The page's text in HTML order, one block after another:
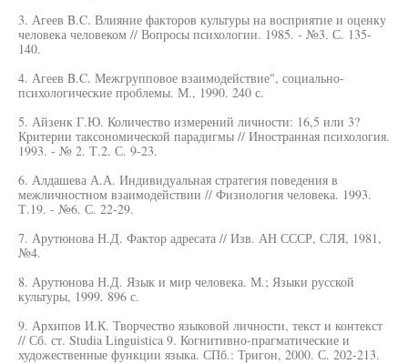
3. Агеев B.C. Влияние факторов культуры на восприятие и оценку
человека человеком // Вопросы психологии. 1985. - №3. С. 135-
140.
4. Агеев B.C. Межгрупповое взаимодействие", социально-
психологические проблемы. М., 1990. 240 с.
5. Айзенк Г.Ю. Количество измерений личности: 16,5 или 3?
Критерии таксономической парадигмы // Иностранная психология.
1993. - № 2. Т.2. С. 9-23.
6. Алдашева А.А. Индивидуальная стратегия поведения в
межличностном взаимодействии // Физиология человека. 1993.
Т.19. - №6. С. 22-29.
7. Арутюнова Н.Д. Фактор адресата // Изв. АН СССР, СЛЯ, 1981,
№4.
8. Арутюнова Н.Д. Язык и мир человека. М.; Языки русской
культуры, 1999. 896 с.
9. Архипов И.К. Творчество языковой личности, текст и контекст
// Сб. ст. Studia Linguistica 9. Когнитивно-прагматические и
художественные функции языка. СПб.: Тригон, 2000. С. 202-213.